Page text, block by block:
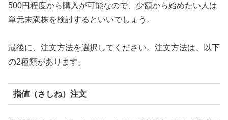
500円程度から購入が可能なので、少額から始めたい人は
単元未満株を検討するといいでしょう。
最後に、注文方法を選択してください。注文方法は、以下
の2種類があります。
指値（さしね）注文